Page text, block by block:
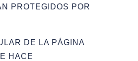
PROTEGIDOS POR
DE LA PÁGINA
HACE